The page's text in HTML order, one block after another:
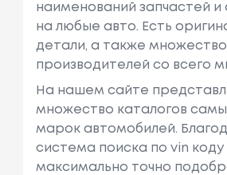
наименований запчастей и
на любые авто. Есть
детали, а также множество
производителей со всего
На нашем сайте
множество каталогов
марок автомобилей.
система поиска по vin коду
максимально точно